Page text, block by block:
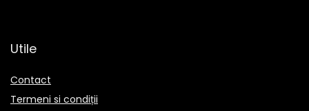
Utile
Contact
Termeni si condiții